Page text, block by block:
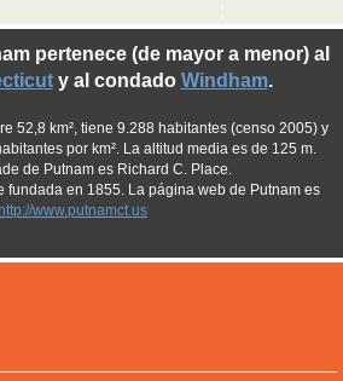
pertenece (de mayor a menor) al
y al condado Windham.
52,8 km², tiene 9.288 habitantes (censo 2005) y
por km². La altitud media es de 125 m.
de Putnam es Richard C. Place.
fundada en 1855. La página web de Putnam es
http://www.putnamct.us